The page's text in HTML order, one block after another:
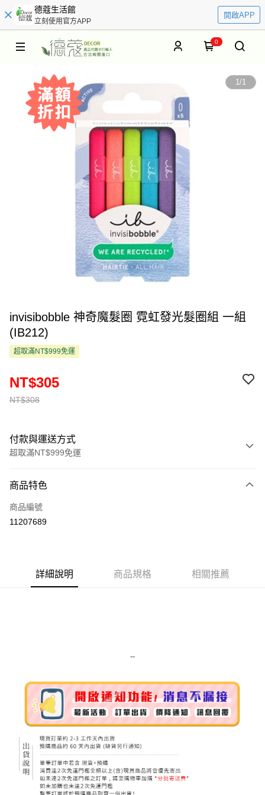
德蔻生活館
立刻使用官方APP
開啟APP
0
1/1
invisibobble 神奇魔髮圈 霓虹發光髮圈組 一組
(IB212)
超取滿NT$999免運
NT$308
NT$305
付款與運送方式
超取滿NT$999免運
信用卡一次付款
超商取貨付款
街口支付
全家取貨付款
每筆NT$80，滿NT$999(含以上)免運費
每筆NT$80，滿NT$999(含以上)免運費
7-11取貨付款
每筆NT$80，滿NT$999(含以上)免運費
商品特色
商品編號
11207689
詳細說明 商品規格 相關推薦
--